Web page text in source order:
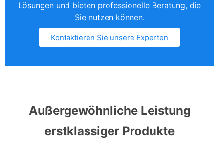
Lösungen und bieten professionelle Beratung, die
Sie nutzen können.
Kontaktieren Sie unsere Experten
Außergewöhnliche Leistung
erstklassiger Produkte